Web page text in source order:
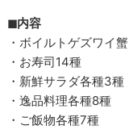
◼︎内容
・ボイルトゲズワイ蟹
・お寿司14種
・新鮮サラダ各種3種
・逸品料理各種8種
・ご飯物各種7種